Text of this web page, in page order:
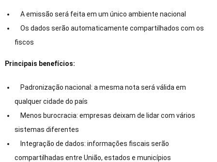
A emissão será feita em um único ambiente nacional
Os dados serão automaticamente compartilhados com os
fiscos
Principais benefícios:
Padronização nacional: a mesma nota será válida em
qualquer cidade do país
Menos burocracia: empresas deixam de lidar com vários
sistemas diferentes
Integração de dados: informações fiscais serão
compartilhadas entre União, estados e municípios